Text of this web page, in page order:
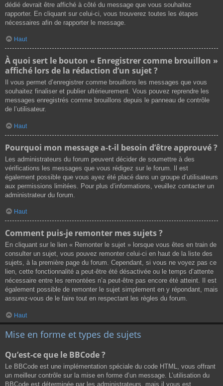
dédié devrait être affiché à côté du message que vous souhaitez
rapporter. En cliquant sur celui-ci, vous trouverez toutes les étapes
nécessaires afin de rapporter le message.
Haut
À quoi sert le bouton « Enregistrer comme brouillon »
affiché lors de la rédaction d’un sujet ?
Il vous permet d’enregistrer comme brouillons les messages que vous
souhaitez finaliser et publier ultérieurement. Vous pouvez reprendre les
messages enregistrés comme brouillons depuis le panneau de contrôle
de l’utilisateur.
Haut
Pourquoi mon message a-t-il besoin d’être approuvé ?
Les administrateurs du forum peuvent décider de soumettre à des
vérifications les messages que vous rédigez sur le forum. Il est
également possible que vous ayez été placé dans un groupe d’utilisateurs
aux permissions limitées. Pour plus d’informations, veuillez contacter un
administrateur du forum.
Haut
Comment puis-je remonter mes sujets ?
En cliquant sur le lien « Remonter le sujet » lorsque vous êtes en train de
consulter un sujet, vous pouvez remonter celui-ci en haut de la liste des
sujets, à la première page du forum. Cependant, si vous ne voyez pas ce
lien, cette fonctionnalité a peut-être été désactivée ou le temps d’attente
nécessaire entre les remontées n’a peut-être pas encore été atteint. Il est
également possible de remonter le sujet simplement en y répondant, mais
assurez-vous de le faire tout en respectant les règles du forum.
Haut
Mise en forme et types de sujets
Qu’est-ce que le BBCode ?
Le BBCode est une implémentation spéciale du code HTML, vous offrant
un meilleur contrôle sur la mise en forme d’un message. L’utilisation du
BBCode est déterminée par les administrateurs, mais il vous est